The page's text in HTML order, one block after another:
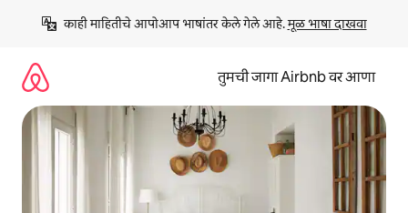
काही माहितीचे आपोआप भाषांतर केले गेले आहे. मूळ भाषा दाखवा
तुमची जागा Airbnb वर आणा